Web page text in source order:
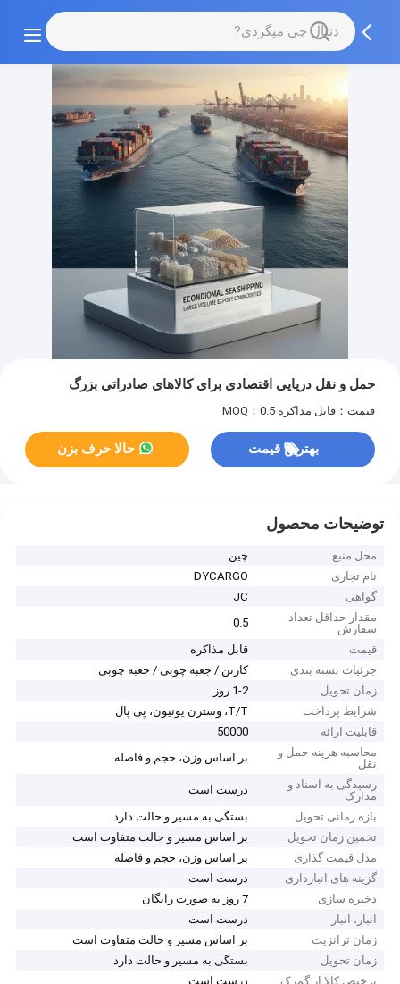
حمل و نقل دریایی اقتصادی برای کالاهای صادراتی بزرگ
قیمت：قابل مذاکره MOQ：0.5
بهترین قیمت حالا حرف بزن
توضیحات محصول
محل منبع
چین
نام تجاری
DYCARGO
گواهی
JC
مقدار حداقل تعداد
سفارش
0.5
قیمت
قابل مذاکره
جزئیات بسته بندی
کارتن / جعبه چوبی / جعبه چوبی
زمان تحویل
1-2 روز
شرایط پرداخت
T/T، وسترن یونیون، پی پال
قابلیت ارائه
50000
محاسبه هزینه حمل و
نقل
بر اساس وزن، حجم و فاصله
رسیدگی به اسناد و
مدارک
درست است
بازه زمانی تحویل
بستگی به مسیر و حالت دارد
تخمین زمان تحویل
بر اساس مسیر و حالت متفاوت است
مدل قیمت گذاری
بر اساس وزن، حجم و فاصله
گزینه های انبارداری
درست است
ذخیره سازی
7 روز به صورت رایگان
انبار، انبار
درست است
زمان ترانزیت
بر اساس مسیر و حالت متفاوت است
زمان تحویل
بستگی به مسیر و حالت دارد
ترخیص کالا از گمرک
درست است